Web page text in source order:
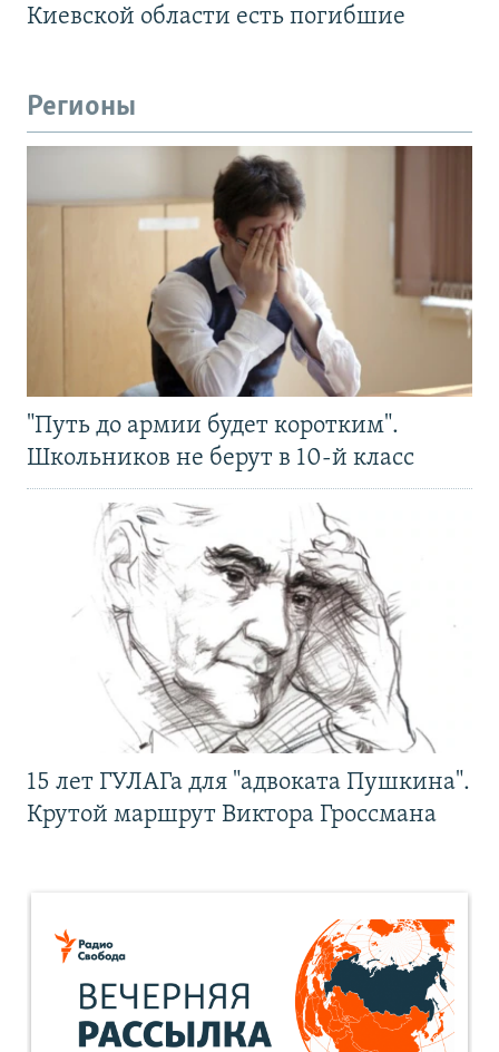
Киевской области есть погибшие
Регионы
"Путь до армии будет коротким".
Школьников не берут в 10-й класс
15 лет ГУЛАГа для "адвоката Пушкина".
Крутой маршрут Виктора Гроссмана